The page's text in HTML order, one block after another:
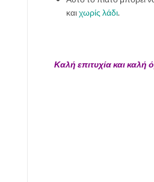
καιχωρίς λάδι.
Καλή επιτυχία και καλή